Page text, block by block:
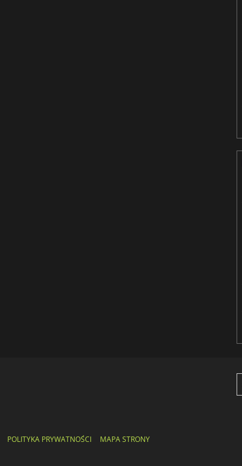
POLITYKA PRYWATNOŚCI
MAPA STRONY